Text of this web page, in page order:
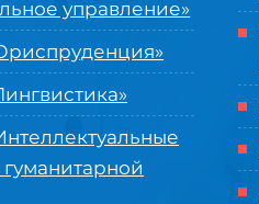
управление»